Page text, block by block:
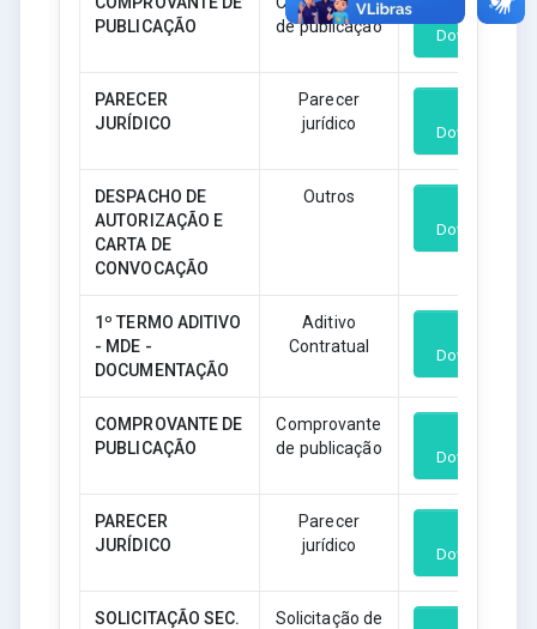
PUBLICAÇÃO
de publicação
Download
PARECER
JURÍDICO
Parecer
jurídico
Download
DESPACHO DE
AUTORIZAÇÃO E
CARTA DE
CONVOCAÇÃO
Outros
Download
1º TERMO ADITIVO
- MDE -
DOCUMENTAÇÃO
Aditivo
Contratual
Download
COMPROVANTE DE
PUBLICAÇÃO
Comprovante
de publicação
Download
PARECER
JURÍDICO
Parecer
jurídico
Download
SOLICITAÇÃO SEC.
Solicitação de